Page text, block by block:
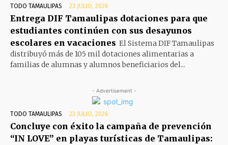
TODO TAMAULIPAS 23 JULIO, 2026
Entrega DIF Tamaulipas dotaciones para que
estudiantes continúen con sus desayunos
escolares en vacaciones El Sistema DIF Tamaulipas
distribuyó más de 105 mil dotaciones alimentarias a
familias de alumnas y alumnos beneficiarios del...
- Advertisement -
TODO TAMAULIPAS 23 JULIO, 2026
Concluye con éxito la campaña de prevención
“IN LOVE” en playas turísticas de Tamaulipas: